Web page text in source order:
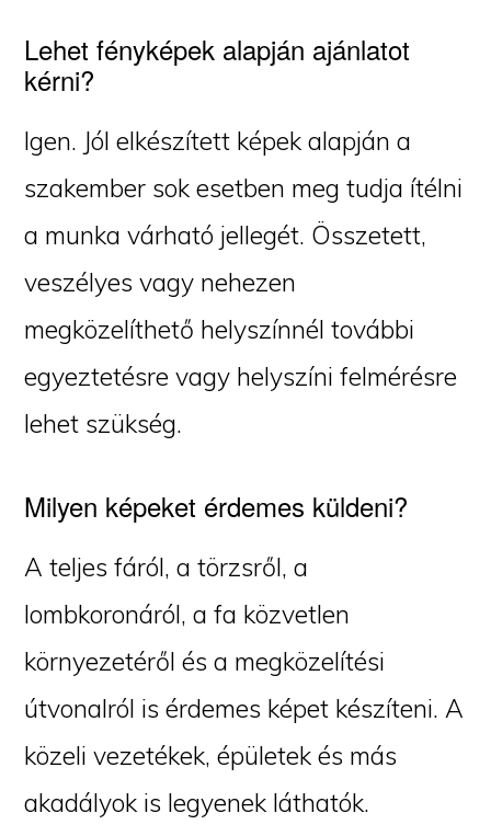
Lehet fényképek alapján ajánlatot
kérni?
Igen. Jól elkészített képek alapján a
szakember sok esetben meg tudja ítélni
a munka várható jellegét. Összetett,
veszélyes vagy nehezen
megközelíthető helyszínnél további
egyeztetésre vagy helyszíni felmérésre
lehet szükség.
Milyen képeket érdemes küldeni?
A teljes fáról, a törzsről, a
lombkoronáról, a fa közvetlen
környezetéről és a megközelítési
útvonalról is érdemes képet készíteni. A
közeli vezetékek, épületek és más
akadályok is legyenek láthatók.